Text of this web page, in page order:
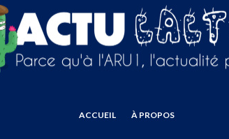
ACCUEIL À PROPOS